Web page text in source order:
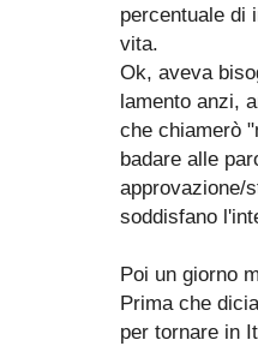
percentuale di
vita.
Ok, aveva
lamento anzi,
che chiamerò
badare alle
approvazione/
soddisfano
Poi un giorno
Prima che
per tornare in